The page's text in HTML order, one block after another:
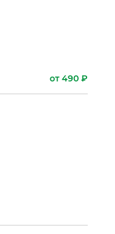
от 490 ₽